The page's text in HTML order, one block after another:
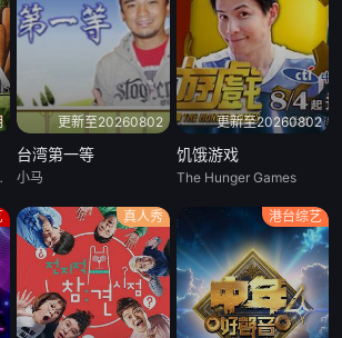
托了
更新至20260802
台湾第一等
小马
更新至20260802
饥饿游戏
The Hunger Games
真人秀 港台综艺